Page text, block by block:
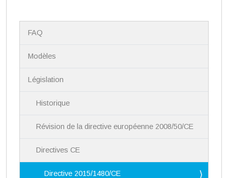
FAQ
Modèles
Législation
Historique
Révision de la directive européenne 2008/50/CE
Directives CE
Directive 2015/1480/CE